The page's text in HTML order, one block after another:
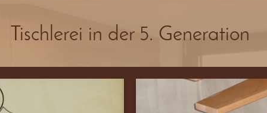
Tischlerei in der 5. Generation